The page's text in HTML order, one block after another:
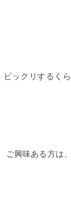
ックリするく
ご興味ある方は